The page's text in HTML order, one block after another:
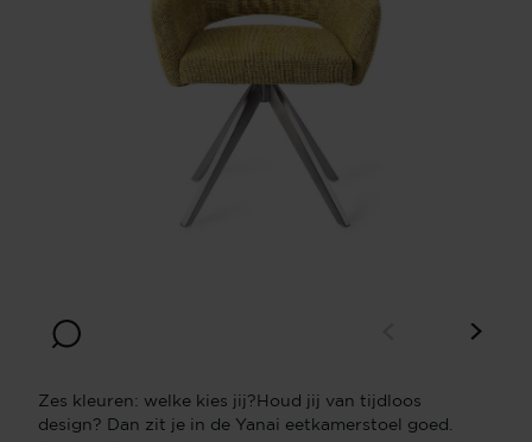
Zes kleuren: welke kies jij?Houd jij van tijdloos
design? Dan zit je in de Yanai eetkamerstoel goed.